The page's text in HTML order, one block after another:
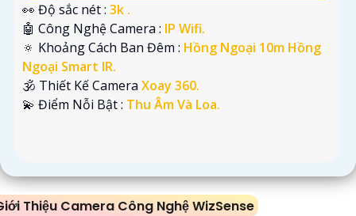
👀 Độ sắc nét : 3k .
🤖️ Công Nghệ Camera : IP Wifi.
🔅 Khoảng Cách Ban Đêm : Hồng Ngoại 10m Hồng
Ngoại Smart IR.
🕉️ Thiết Kế Camera Xoay 360.
️💫 Điểm Nỗi Bật : Thu Âm Và Loa.
Thiệu Camera Công Nghệ WizSense